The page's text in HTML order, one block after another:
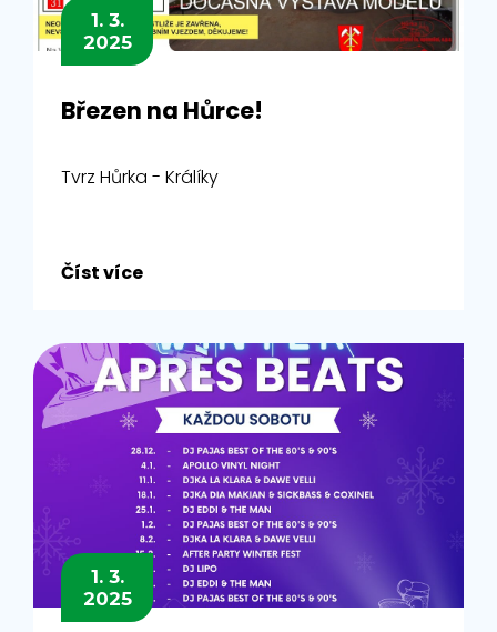
1. 3.
2025
Březen na Hůrce!
Tvrz Hůrka - Králíky
Číst více
1. 3.
2025